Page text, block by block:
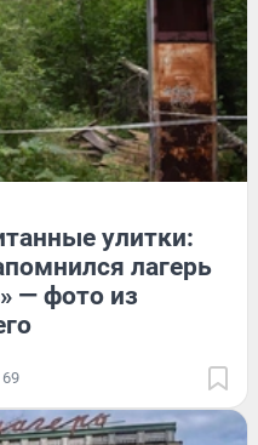
улитки:
лагерь
— фото из
69